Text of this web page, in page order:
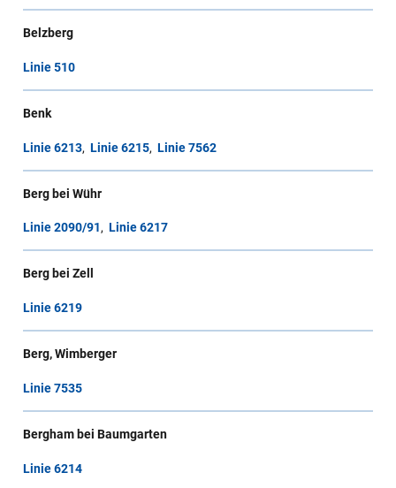
Belzberg
Linie 510
Benk
Linie 6213,Linie 6215,Linie 7562
Berg bei Wühr
Linie 2090/91,Linie 6217
Berg bei Zell
Linie 6219
Berg, Wimberger
Linie 7535
Bergham bei Baumgarten
Linie 6214